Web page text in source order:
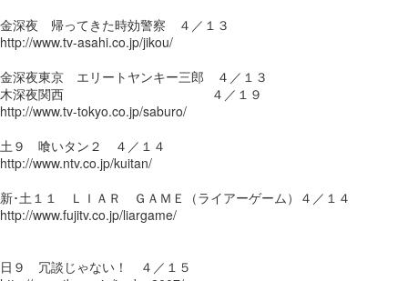
金深夜 帰ってきた時効警察 ４／１３
http://www.tv-asahi.co.jp/jikou/
金深夜東京 エリートヤンキー三郎 ４／１３
木深夜関西 ４／１９
http://www.tv-tokyo.co.jp/saburo/
土９ 喰いタン２ ４／１４
http://www.ntv.co.jp/kuitan/
新･土１１ ＬＩＡＲ ＧＡＭＥ（ライアーゲーム）４／１４
http://www.fujitv.co.jp/liargame/
日９ 冗談じゃない！ ４／１５